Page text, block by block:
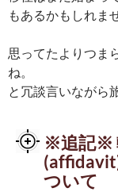
もあるかもしれま
思ってたよりつま
ね。
と冗談言いながら
※追記※
ついて